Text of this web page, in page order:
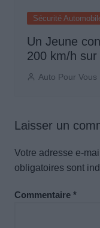
Sécurité
Un Jeune
200 km/h sur
Auto Pour Vous
Laisser un
Votre adresse e-
obligatoires sont
Commentaire *